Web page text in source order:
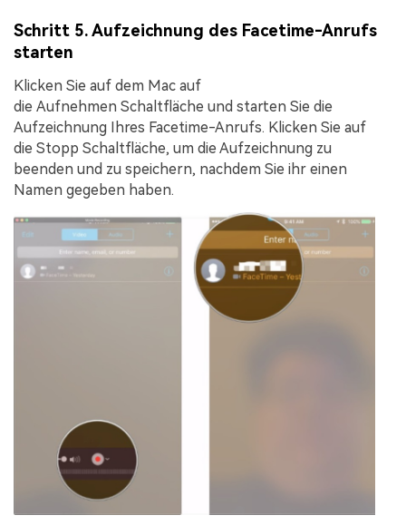
Schritt 5. Aufzeichnung des Facetime-Anrufs
starten
Klicken Sie auf dem Mac auf
die Aufnehmen Schaltfläche und starten Sie die
Aufzeichnung Ihres Facetime-Anrufs. Klicken Sie auf
die Stopp Schaltfläche, um die Aufzeichnung zu
beenden und zu speichern, nachdem Sie ihr einen
Namen gegeben haben.